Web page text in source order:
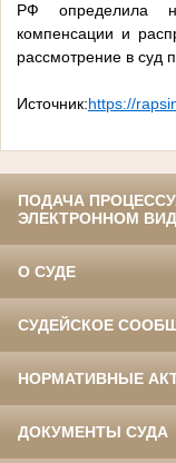
РФ определила
компенсации и
рассмотрение в суд
Источник:https://
ПОДАЧА
ЭЛЕКТРОННОМ
О СУДЕ
СУДЕЙСКОЕ
НОРМАТИВНЫЕ
ДОКУМЕНТЫ СУДА